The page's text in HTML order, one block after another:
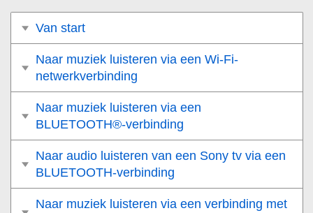
Van start
Naar muziek luisteren via een Wi-Fi-
netwerkverbinding
Naar muziek luisteren via een
BLUETOOTH®-verbinding
Naar audio luisteren van een Sony tv via een
BLUETOOTH-verbinding
Naar muziek luisteren via een verbinding met